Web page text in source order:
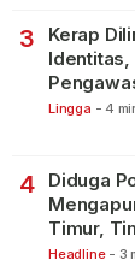
3
Kerap
Identitas,
Lingga - 4
4
Diduga
Timur,
Lakukan
Headline - 3